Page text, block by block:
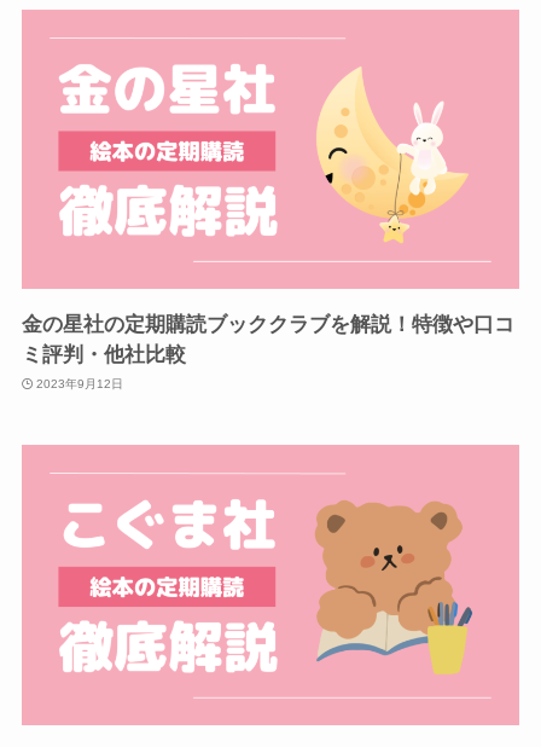
金の星社の定期購読ブッククラブを解説！特徴や口コ
ミ評判・他社比較
2023年9月12日